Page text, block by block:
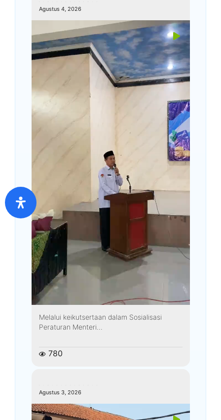
Agustus 4, 2026
Melalui keikutsertaan dalam Sosialisasi
Peraturan Menteri...
780
Agustus 3, 2026